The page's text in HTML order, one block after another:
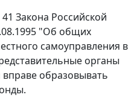
Закона Российской
"Об общих
самоуправления в
органы
образовывать